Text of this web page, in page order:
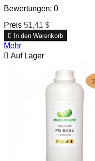
Bewertungen: 0
Preis 51,41 $
 In den Warenkorb
Mehr
 Auf Lager